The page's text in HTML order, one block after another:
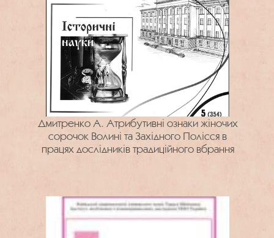
Дмитренко А. Атрибутивні ознаки жіночих
сорочок Волині та Західного Полісся в
працях дослідників традиційного вбрання